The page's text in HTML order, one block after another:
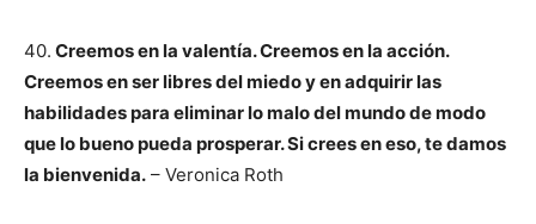
40. Creemos en la valentía. Creemos en la acción.
Creemos en ser libres del miedo y en adquirir las
habilidades para eliminar lo malo del mundo de modo
que lo bueno pueda prosperar. Si crees en eso, te damos
la bienvenida. – Veronica Roth